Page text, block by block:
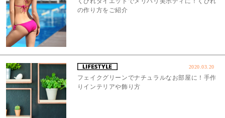
の作り方をご紹介
2020.03.20
フェイクグリーンでナチュラルなお部屋に！手作
りインテリアや飾り方